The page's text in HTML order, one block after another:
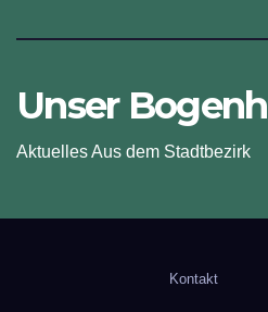
Unser
Aktuelles Aus dem Stadtbezirk
Kontakt